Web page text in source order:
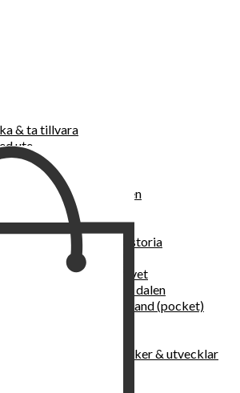
& ta tillvara
ute
Women
som lekte med elden
vill nytt, vi begär plats”
vid avgrunden
: en kulturhistoria
fastebok
skin : ung hud hela livet
lilla pensionatet i gröna dalen
land (pocket)
Love – hur du läker, stärker & utvecklar